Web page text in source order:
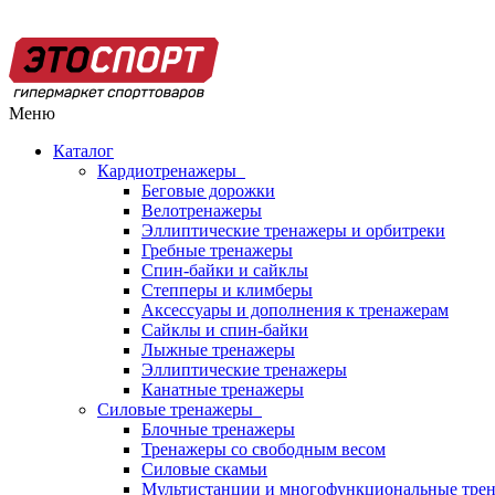
Меню
Каталог
Кардиотренажеры
Беговые дорожки
Велотренажеры
Эллиптические тренажеры и орбитреки
Гребные тренажеры
Спин-байки и сайклы
Степперы и климберы
Аксессуары и дополнения к тренажерам
Сайклы и спин-байки
Лыжные тренажеры
Эллиптические тренажеры
Канатные тренажеры
Силовые тренажеры
Блочные тренажеры
Тренажеры со свободным весом
Силовые скамьи
Мультистанции и многофункциональные